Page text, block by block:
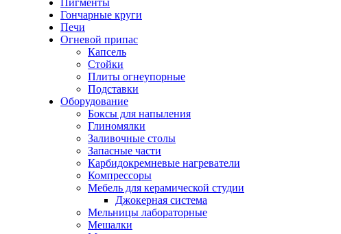
Пигменты
Гончарные круги
Печи
Огневой припас
Капсель
Стойки
Плиты огнеупорные
Подставки
Оборудование
Боксы для напыления
Глиномялки
Заливочные столы
Запасные части
Карбидокремневые нагреватели
Компрессоры
Мебель для керамической студии
Джокерная система
Мельницы лабораторные
Мешалки